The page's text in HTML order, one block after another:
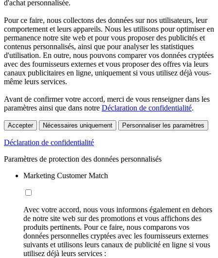
d'achat personnalisée.
Pour ce faire, nous collectons des données sur nos utilisateurs, leur
comportement et leurs appareils. Nous les utilisons pour optimiser en
permanence notre site web et pour vous proposer des publicités et
contenus personnalisés, ainsi que pour analyser les statistiques
d'utilisation. En outre, nous pouvons comparer vos données cryptées
avec des fournisseurs externes et vous proposer des offres via leurs
canaux publicitaires en ligne, uniquement si vous utilisez déjà vous-
même leurs services.
Avant de confirmer votre accord, merci de vous renseigner dans les
paramètres ainsi que dans notre Déclaration de confidentialité.
Accepter Nécessaires uniquement Personnaliser les paramètres
Déclaration de confidentialité
Paramètres de protection des données personnalisés
Marketing Customer Match
Avec votre accord, nous vous informons également en dehors
de notre site web sur des promotions et vous affichons des
produits pertinents. Pour ce faire, nous comparons vos
données personnelles cryptées avec les fournisseurs externes
suivants et utilisons leurs canaux de publicité en ligne si vous
utilisez déjà leurs services :